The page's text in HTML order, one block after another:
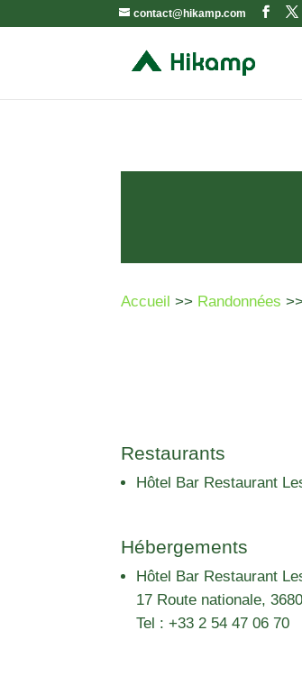
contact@hikamp.com
Accueil >> Randonnées >>
Restaurants
Hôtel Bar Restaurant
Hébergements
Hôtel Bar Restaurant
17 Route nationale,
Tel : +33 2 54 47 06 70